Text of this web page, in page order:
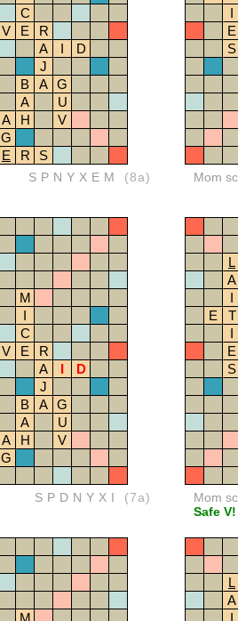
C
V E
R
A I
D
J
B A G
A
U
A
H
V
G
E R S
SPNYXEM (8a)
I
E
S
Mom
M
I
C
V E
R
A I
D
J
B
A G
A
U
A
H
V
G
SPDNYXI (7a)
L
A
I
E
T
I
E
S
Mom
Safe V!
M
L
A
I